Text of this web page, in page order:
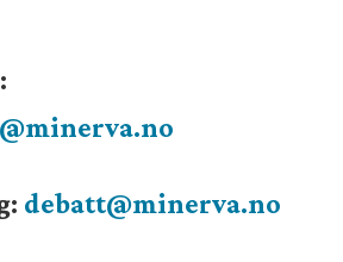
debatt@minerva.no